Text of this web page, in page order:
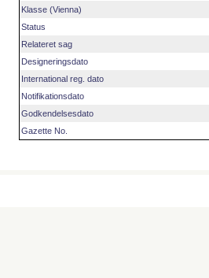
Klasse (Vienna)
Status
Relateret sag
Designeringsdato
International reg. dato
Notifikationsdato
Godkendelsesdato
Gazette No.